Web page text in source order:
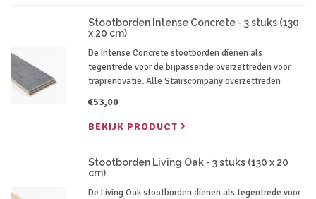
Stootborden Intense Concrete - 3 stuks (130
x 20 cm)
De Intense Concrete stootborden dienen als
tegentrede voor de bijpassende overzettreden voor
traprenovatie. Alle Stairscompany overzettreden
€53,00
BEKIJK PRODUCT
Stootborden Living Oak - 3 stuks (130 x 20
cm)
De Living Oak stootborden dienen als tegentrede voor